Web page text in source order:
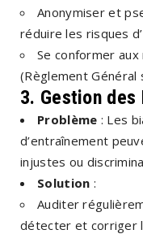
Anonymiser et
réduire les risques
Se conformer
(Règlement Général
3. Gestion
Problème : Les
d’entraînement
injustes ou
Solution :
Auditer
détecter et corriger